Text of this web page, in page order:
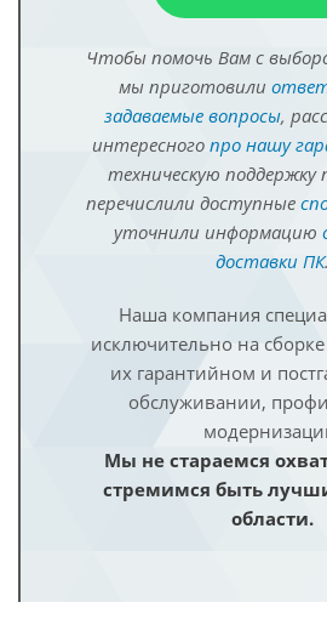
Чтобы помочь Вам с
мы приготовили
задаваемые вопросы,
интересного про нашу
техническую поддержку
перечислили доступные
уточнили информацию
доставки ПК.
Наша компания
исключительно на
их гарантийном и
обслуживании,
Мы не стараемся
стремимся быть
области.